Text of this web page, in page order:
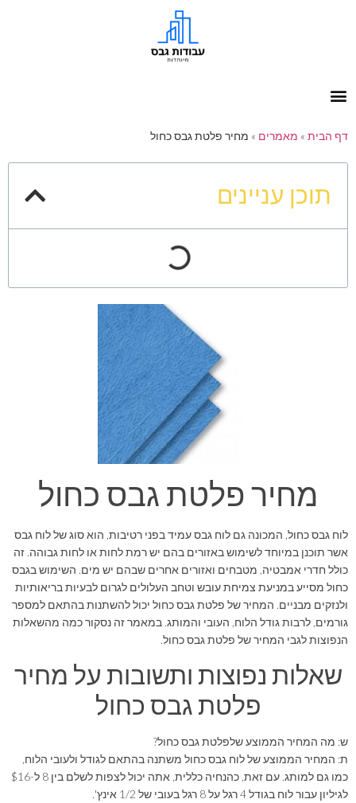
דף הבית » מאמרים » מחיר פלטת גבס כחול
תוכן עניינים
מחיר פלטת גבס כחול
לוח גבס כחול, המכונה גם לוח גבס עמיד בפני רטיבות, הוא סוג של לוח גבס
אשר תוכנן במיוחד לשימוש באזורים בהם יש רמת לחות או לחות גבוהה. זה
כולל חדרי אמבטיה, מטבחים ואזורים אחרים שבהם יש מים. השימוש בגבס
כחול מסייע במניעת צמיחת עובש וטחב העלולים לגרום לבעיות בריאותיות
ולנזקים מבניים. המחיר של פלטת גבס כחול יכול להשתנות בהתאם למספר
גורמים, לרבות גודל הלוח, העובי והמותג. במאמר זה נסקור כמה מהשאלות
הנפוצות לגבי המחיר של פלטת גבס כחול.
שאלות נפוצות ותשובות על מחיר
פלטת גבס כחול
ש: מה המחיר הממוצע שלפלטת גבס כחול?
ת: המחיר הממוצע של לוח גבס כחול משתנה בהתאם לגודל ולעובי הלוח,
כמו גם למותג. עם זאת, כהנחיה כללית, אתה יכול לצפות לשלם בין 8 ל-$16
לגיליון עבור לוח בגודל 4 רגל על 8 רגל בעובי של 1/2 אינץ'.